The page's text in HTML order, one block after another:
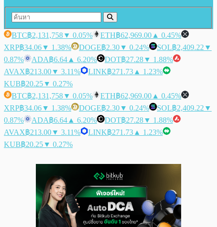
BTC฿2,131,758▼ 0.05% ETH฿62,969.00 ▲ 0.45%
XRP฿34.06▼ 1.38% DOGE฿2.30▼ 0.24% SOL฿2,409.22 ▼
0.87%
ADA฿6.64 ▲ 6.20% DOT฿27.28▼ 1.88%
AVAX฿213.00▼ 3.11% LINK฿271.73 ▲ 1.23%
KUB฿20.25▼ 0.27%
BTC฿2,131,758▼ 0.05% ETH฿62,969.00 ▲ 0.45%
XRP฿34.06▼ 1.38% DOGE฿2.30▼ 0.24% SOL฿2,409.22 ▼
0.87%
ADA฿6.64 ▲ 6.20% DOT฿27.28▼ 1.88%
AVAX฿213.00▼ 3.11% LINK฿271.73 ▲ 1.23%
KUB฿20.25▼ 0.27%